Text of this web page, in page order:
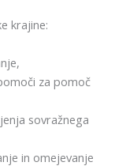
krajine:
za pomoč
sovražnega
in omejevanje